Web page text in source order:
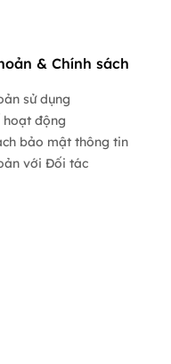
& Chính sách
sử dụng
hoạt động
bảo mật thông tin
với Đối tác